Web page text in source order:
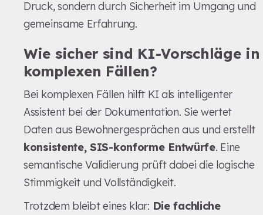
Druck, sondern durch Sicherheit im Umgang und
gemeinsame Erfahrung.
Wie sicher sind KI-Vorschläge in
komplexen Fällen?
Bei komplexen Fällen hilft KI als intelligenter
Assistent bei der Dokumentation. Sie wertet
Daten aus Bewohnergesprächen aus und erstellt
konsistente, SIS-konforme Entwürfe. Eine
semantische Validierung prüft dabei die logische
Stimmigkeit und Vollständigkeit.
Trotzdem bleibt eines klar: Die fachliche